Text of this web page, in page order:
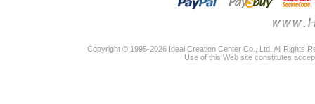
Copyright © 1995-2026 Ideal Creation Center Co., Ltd. All Rights
Use of this Web site constitutes